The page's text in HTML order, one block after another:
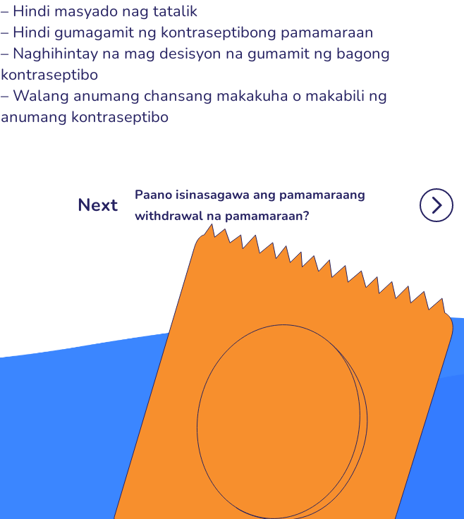
– Hindi masyado nag tatalik
– Hindi gumagamit ng kontraseptibong pamamaraan
– Naghihintay na mag desisyon na gumamit ng bagong
kontraseptibo
– Walang anumang chansang makakuha o makabili ng
anumang kontraseptibo
Next
Paano isinasagawa ang pamamaraang
withdrawal na pamamaraan?